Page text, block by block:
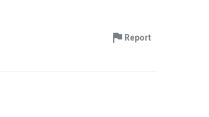
Report